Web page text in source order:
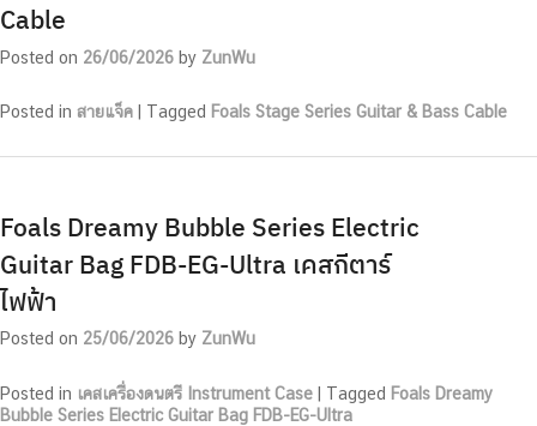
Cable
Posted on 26/06/2026 by ZunWu
Posted in สายแจ็ค Tagged Foals Stage Series Guitar & Bass Cable
Foals Dreamy Bubble Series Electric
Guitar Bag FDB-EG-Ultra เคสกีตาร์
ไฟฟ้า
Posted on 25/06/2026 by ZunWu
Posted in เคสเครื่องดนตรี Instrument Case | Tagged Foals Dreamy
Bubble Series Electric Guitar Bag FDB-EG-Ultra